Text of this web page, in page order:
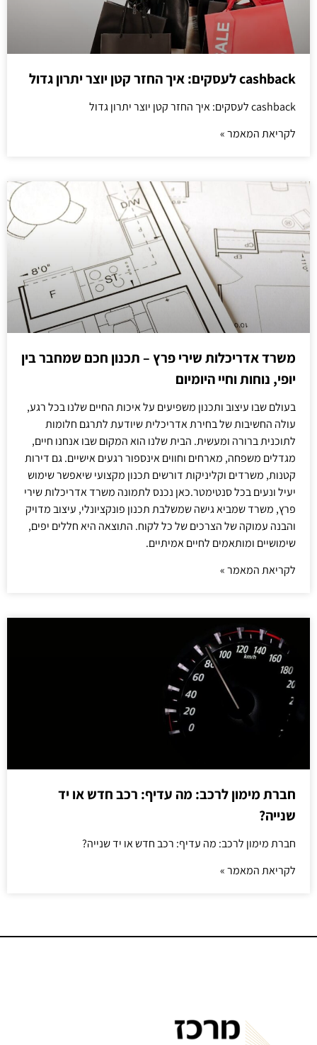
cashback לעסקים: איך החזר קטן יוצר יתרון גדול
cashback לעסקים: איך החזר קטן יוצר יתרון גדול
לקריאת המאמר »
משרד אדריכלות שירי פרץ – תכנון חכם שמחבר בין
יופי, נוחות וחיי היומיום
בעולם שבו עיצוב ותכנון משפיעים על איכות החיים שלנו בכל רגע,
עולה החשיבות של בחירת אדריכלית שיודעת לתרגם חלומות
לתוכנית ברורה ומעשית. הבית שלנו הוא המקום שבו אנחנו חיים,
מגדלים משפחה, מארחים וחווים אינספור רגעים אישיים. גם דירות
קטנות, משרדים וקליניקות דורשים תכנון מקצועי שיאפשר שימוש
יעיל ונעים בכל סנטימטר.כאן נכנס לתמונה משרד אדריכלות שירי
פרץ, משרד שמביא גישה שמשלבת תכנון פונקציונלי, עיצוב מדויק
והבנה עמוקה של הצרכים של כל לקוח. התוצאה היא חללים יפים,
שימושיים ומותאמים לחיים אמיתיים.
לקריאת המאמר »
חברת מימון לרכב: מה עדיף: רכב חדש או יד
שנייה?
חברת מימון לרכב: מה עדיף: רכב חדש או יד שנייה?
לקריאת המאמר »